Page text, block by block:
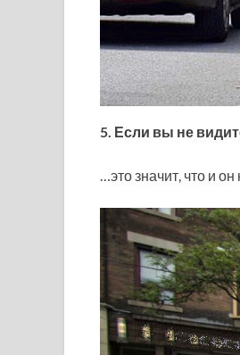
5. Если вы не
…это значит, что и